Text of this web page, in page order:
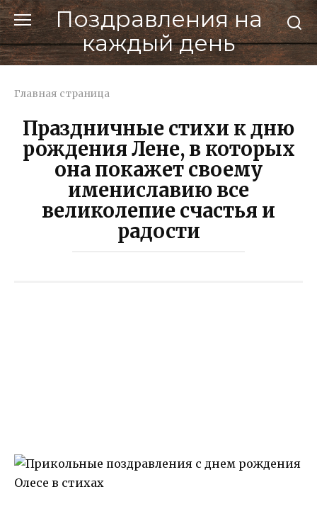
Перейти
к
контенту
Поздравления на
каждый день
Главная страница
Праздничные стихи к дню
рождения Лене, в которых
она покажет своему
имениславию все
великолепие счастья и
радости